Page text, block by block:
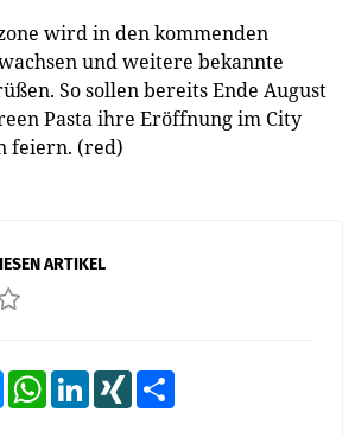
wird in den kommenden
und weitere bekannte
So sollen bereits Ende August
Pasta ihre Eröffnung im City
feiern. (red)
ARTIKEL
MessengerWhatsAppLinkedInXING